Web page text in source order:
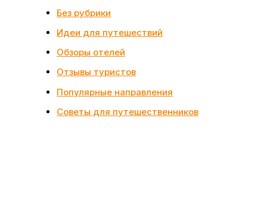
Без рубрики
Идеи для путешествий
Обзоры отелей
Отзывы туристов
Популярные направления
Советы для путешественников